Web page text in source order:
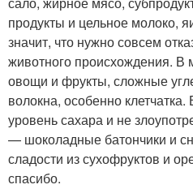
продукты и цельное молоко,
значит, что нужно совсем
животного происхождения.
овощи и фрукты, сложные
волокна, особенно
уровень сахара и не
— шоколадные батончики и
сладости из сухофруктов и
спасибо.